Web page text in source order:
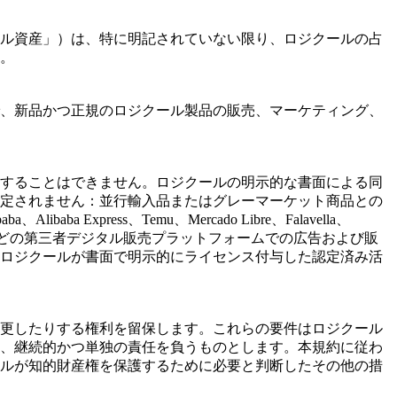
資産」）は、特に明記されていない限り、ロジクールの占
品かつ正規のロジクール製品の販売、マーケティング、
ることはできません。ロジクールの明示的な書面による同
されません：並行輸入品またはグレーマーケット商品との
Alibaba Express、Temu、Mercado Libre、Falavella、
の第三者デジタル販売プラットフォームでの広告および販
ジクールが書面で明示的にライセンス付与した認定済み活
したりする権利を留保します。これらの要件はロジクール
継続的かつ単独の責任を負うものとします。本規約に従わ
が知的財産権を保護するために必要と判断したその他の措